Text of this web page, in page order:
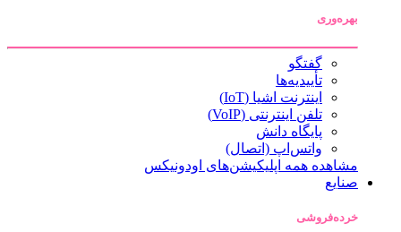
بهره‌وری
گفتگو
تأییدیه‌ها
اینترنت اشیا (IoT)
تلفن اینترنتی (VoIP)
پایگاه دانش
واتس‌اپ (اتصال)
مشاهده همه اپلیکیشن‌های اودونیکس
صنایع
خرده‌فروشی